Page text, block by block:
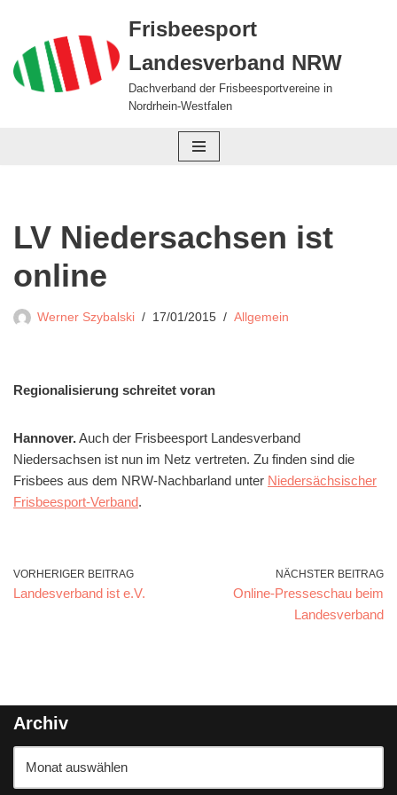
Zum
Inhalt
springen
Frisbeesport
Landesverband NRW
Dachverband der Frisbeesportvereine in
Nordrhein-Westfalen
LV Niedersachsen ist
online
Werner Szybalski 17/01/2015 Allgemein
Regionalisierung schreitet voran
Hannover.Auch der Frisbeesport Landesverband
Niedersachsen ist nun im Netz vertreten. Zu finden sind die
Frisbees aus dem NRW-Nachbarland unter Niedersächsischer
Frisbeesport-Verband.
VORHERIGER BEITRAG
Landesverband ist e.V.
NÄCHSTER BEITRAG
Online-Presseschau beim
Landesverband
Archiv